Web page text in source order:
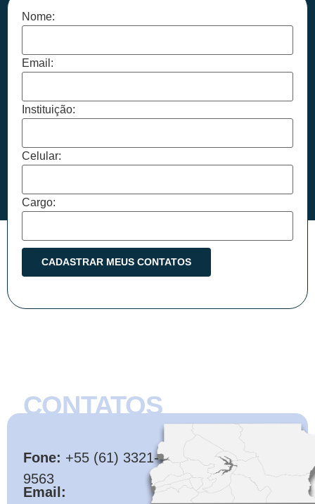
Nome:
Email:
Instituição:
Celular:
Cargo:
CONTATOS
Fone: +55 (61) 3321-
9563
Email: